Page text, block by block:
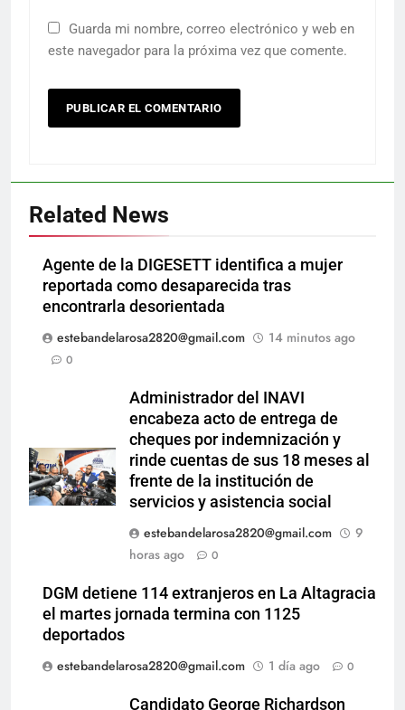
Guarda mi nombre, correo electrónico y web en
este navegador para la próxima vez que comente.
Related News
Agente de la DIGESETT identifica a mujer
reportada como desaparecida tras
encontrarla desorientada
estebandelarosa2820@gmail.com
14 minutos ago
0
Administrador del INAVI
encabeza acto de entrega de
cheques por indemnización y
rinde cuentas de sus 18 meses al
frente de la institución de
servicios y asistencia social
estebandelarosa2820@gmail.com
9
horas ago
0
DGM detiene 114 extranjeros en La Altagracia
el martes jornada termina con 1125
deportados
estebandelarosa2820@gmail.com
1 día ago 0
Candidato George Richardson